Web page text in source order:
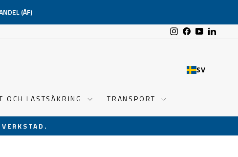
(ÅF)
Instagram
Facebook
YouTube
SV
OCH LASTSÄKRING TRANSPORT